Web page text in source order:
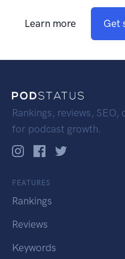
Learn more Get
Rankings, reviews,
for podcast growth.
FEATURES
Rankings
Reviews
Keywords